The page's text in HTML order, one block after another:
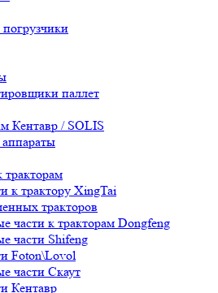
паллет
Кентавр / SOLIS
тракторам
к трактору XingTai
тракторов
части к тракторам Dongfeng
части Shifeng
Foton\Lovol
части Скаут
Кентавр